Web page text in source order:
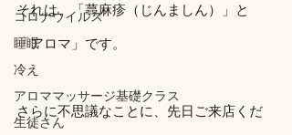
コロナウイルス
睡眠
冷え
アロママッサージ基礎クラス
生徒さん
それは、「蕁麻疹（じんましん）」と
「アロマ」です。
さらに不思議なことに、先日ご来店くだ